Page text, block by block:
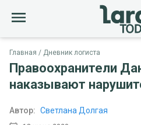
Главная Дневник логиста
Правоохранители
наказывают
Автор: Светлана Долгая